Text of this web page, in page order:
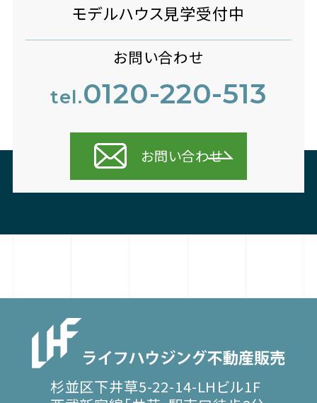
モデルハウス見学受付中
お問い合わせ
tel.0120-220-513
お問い合わせ
杉並区下井草5-22-14-LHビル1F